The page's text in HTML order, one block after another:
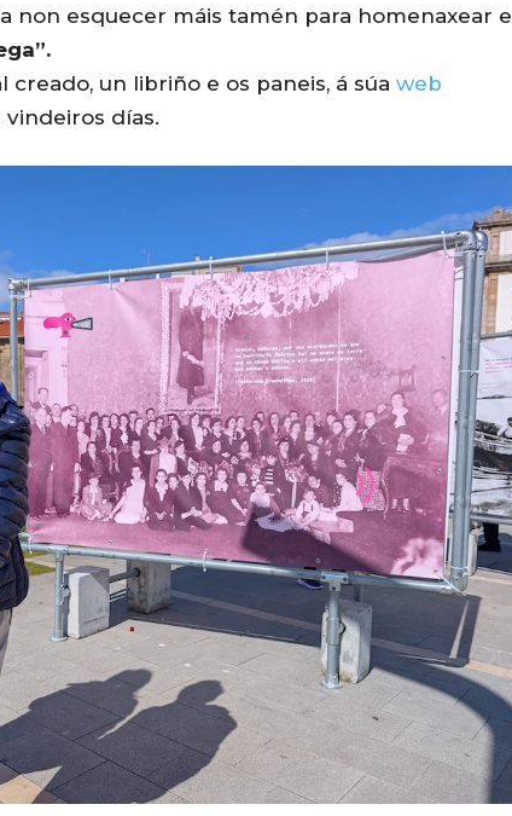
non esquecer máis tamén para homenaxear e
un libriño e os paneis, á súa web
vindeiros días.